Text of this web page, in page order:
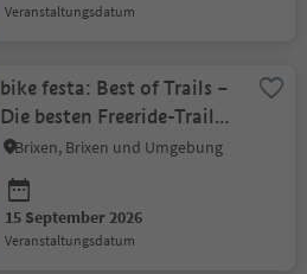
Veranstaltungsdatum
bike festa: Best of Trails –
Die besten Freeride-Trails
in Brixen erleben
Brixen, Brixen und Umgebung
15 September 2026
Veranstaltungsdatum